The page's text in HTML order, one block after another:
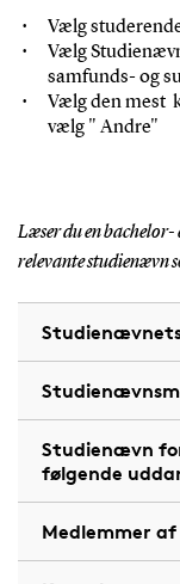
Vælg
Vælg
samfunds- og
Vælg den mest
vælg " Andre"
Læser du en
relevante studienævn
Studienævn
følgende
Medlemmer